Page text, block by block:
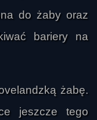
do żaby oraz
bariery na
żabę.
jeszcze tego